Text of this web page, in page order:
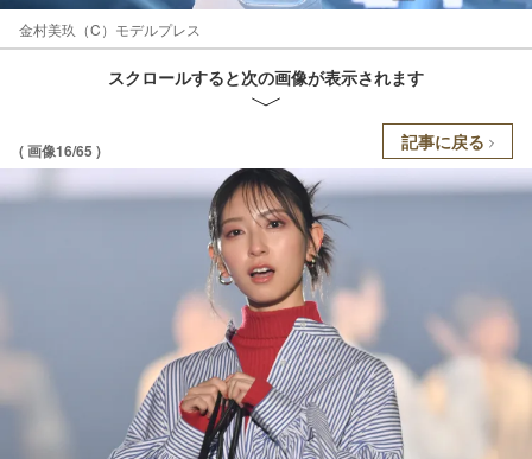
金村美玖（C）モデルプレス
スクロールすると次の画像が表示されます
( 画像16/65 ) 記事に戻る